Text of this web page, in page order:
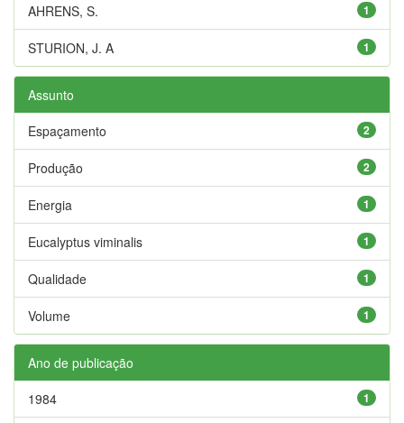
1
AHRENS, S.
1
STURION, J. A
Assunto
2
Espaçamento
2
Produção
1
Energia
1
Eucalyptus viminalis
1
Qualidade
1
Volume
Ano de publicação
1
1984